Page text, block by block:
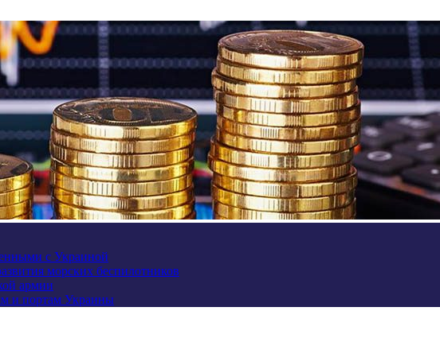
с Украиной
морских беспилотников
армии
и портам Украины